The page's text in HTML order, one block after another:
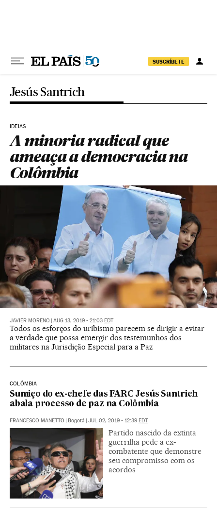
SUSCRÍBETE
Jesús Santrich
IDEIAS
A minoria radical que
ameaça a democracia na
Colômbia
JAVIER MORENO AUG 13, 2019 - 21:03 EDT
Todos os esforços do uribismo parecem se dirigir a evitar
a verdade que possa emergir dos testemunhos dos
militares na Jurisdição Especial para a Paz
COLÔMBIA
Sumiço do ex-chefe das FARC Jesús Santrich
abala processo de paz na Colômbia
FRANCESCO MANETTO Bogotá JUL 02, 2019 - 12:39 EDT
Partido nascido da extinta
guerrilha pede a ex-
combatente que demonstre
seu compromisso com os
acordos